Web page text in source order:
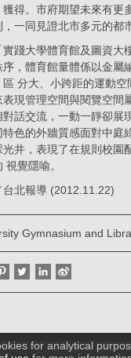
for analytical
得。市府期望未來有更
一同見證北市多元的都
踐大學體育館及圖資大
，體育館量體係以金屬
分大、小跨距的運動空
現管理空間與閱覽空間
話交流，一動一靜卻展
色的外牆質感面對中庭
井，表現了在規則校園
覺隱喻。
北報導 (2012.11.22)
Gymnasium and